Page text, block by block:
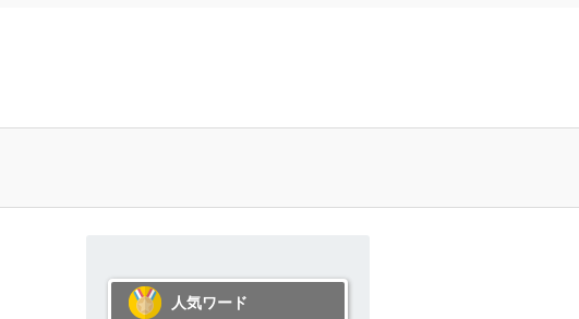
人気ワード